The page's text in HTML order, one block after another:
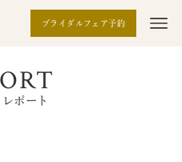
ブライダルフェア予約
ポート